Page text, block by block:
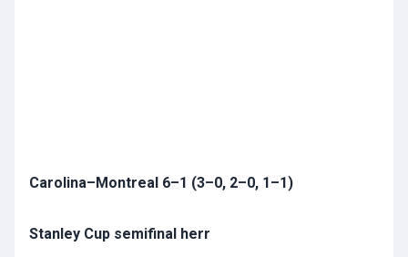
Carolina–Montreal 6–1 (3–0, 2–0, 1–1)
Stanley Cup semifinal herr